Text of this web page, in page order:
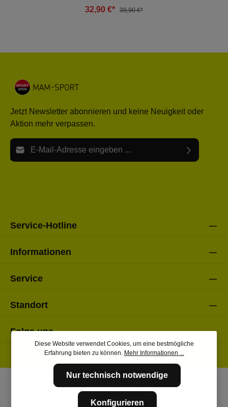
am Boden - starker Massageeffekt - zur Vorbeugung von und zur
100 % recyclefähig- frei von Treibgasen- frei von anderen
32,90 €* 39,90 €*
Jetzt Newsletter abonnieren und keine Neuigkeit oder
Aktion mehr verpassen.
E-Mail-Adresse*
Service-Hotline
Informationen
Service
Standort
Folge uns
Diese Website verwendet Cookies, um eine bestmögliche
Erfahrung bieten zu können. Mehr Informationen ...
Nur technisch notwendige
Konfigurieren